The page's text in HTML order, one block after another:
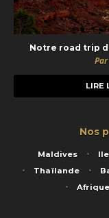
Notre road trip
LIRE
Nos
Maldives
Thaïlande